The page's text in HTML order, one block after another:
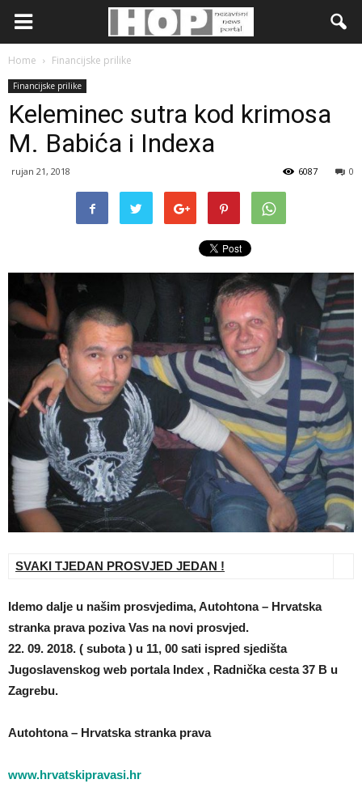
Home Financijske prilike
Financijske prilike
Keleminec sutra kod krimosa
M. Babića i Indexa
rujan 21, 2018 0
6087
SVAKI TJEDAN PROSVJED JEDAN !
Idemo dalje u našim prosvjedima, Autohtona – Hrvatska
stranka prava poziva Vas na novi prosvjed.
22. 09. 2018. ( subota ) u 11, 00 sati ispred sjedišta
Jugoslavenskog web portala Index , Radnička cesta 37 B u
Zagrebu.
Autohtona – Hrvatska stranka prava
www.hrvatskipravasi.hr